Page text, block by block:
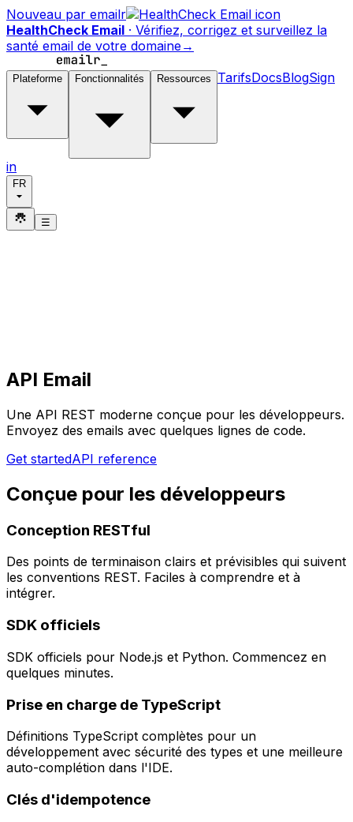
Nouveau par emailr
HealthCheck Email · Vérifiez, corrigez et surveillez la
santé email de votre domaine→
Plateforme Fonctionnalités Ressources TarifsDocsBlogSign
in
FR
☰
API Email
Une API REST moderne conçue pour les développeurs.
Envoyez des emails avec quelques lignes de code.
Get startedAPI reference
Conçue pour les développeurs
Conception RESTful
Des points de terminaison clairs et prévisibles qui suivent
les conventions REST. Faciles à comprendre et à
intégrer.
SDK officiels
SDK officiels pour Node.js et Python. Commencez en
quelques minutes.
Prise en charge de TypeScript
Définitions TypeScript complètes pour un
développement avec sécurité des types et une meilleure
auto-complétion dans l'IDE.
Clés d'idempotence